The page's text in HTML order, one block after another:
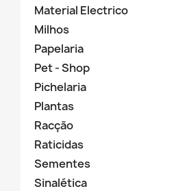
Material Electrico
Milhos
Papelaria
Pet - Shop
Pichelaria
Plantas
Racção
Raticidas
Sementes
Sinalética